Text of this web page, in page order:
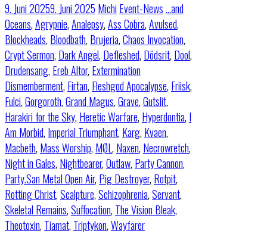
9. Juni 20259. Juni 2025 Michi Event-News…and
Oceans,Agrypnie,Analepsy,Ass Cobra,Avulsed,
Blockheads, Bloodbath, Brujeria,Chaos Invocation,
Crypt Sermon, Dark Angel, Defleshed, Dödsrit, Dool,
Drudensang, Ereb Altor, Extermination
Dismemberment, Firtan, Fleshgod Apocalypse, Friisk,
Fulci,Gorgoroth,Grand Magus,Grave,Gutslit,
Harakiri for the Sky, Heretic Warfare, Hyperdontia, I
Am Morbid, Imperial Triumphant, Karg, Kvaen,
Macbeth, Mass Worship, MØL, Naxen, Necrowretch,
Night in Gales, Nightbearer,Outlaw, Party Cannon,
Party.San Metal Open Air, Pig Destroyer, Rotpit,
Rotting Christ,Scalpture,Schizophrenia,Servant,
Skeletal Remains,Suffocation, The Vision Bleak,
Theotoxin, Tiamat, Triptykon,Wayfarer